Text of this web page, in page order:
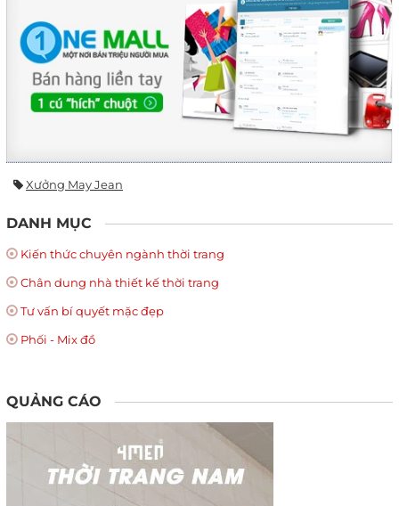
Xưởng May Jean
DANH MỤC
Kiến thức chuyên ngành thời trang
Chân dung nhà thiết kế thời trang
Tư vấn bí quyết mặc đẹp
Phối - Mix đồ
QUẢNG CÁO